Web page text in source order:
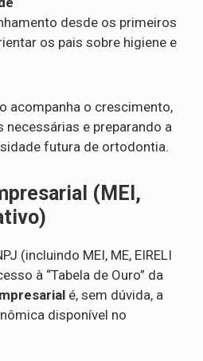
desde os primeiros
os pais sobre higiene e
acompanha o crescimento,
e preparando a
futura de ortodontia.
(MEI,
(incluindo MEI, ME, EIRELI
à “Tabela de Ouro” da
é, sem dúvida, a
disponível no